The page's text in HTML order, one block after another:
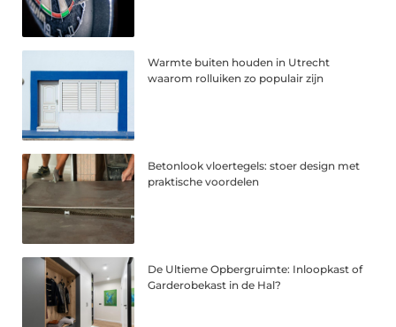
Warmte buiten houden in Utrecht
waarom rolluiken zo populair zijn
Betonlook vloertegels: stoer design met
praktische voordelen
De Ultieme Opbergruimte: Inloopkast of
Garderobekast in de Hal?